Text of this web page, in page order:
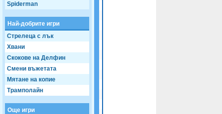
Spiderman
Най-добрите игри
Стрелеца с лък
Хвани
Скокове на Делфин
Смени въжетата
Мятане на копие
Трамполайн
Още игри